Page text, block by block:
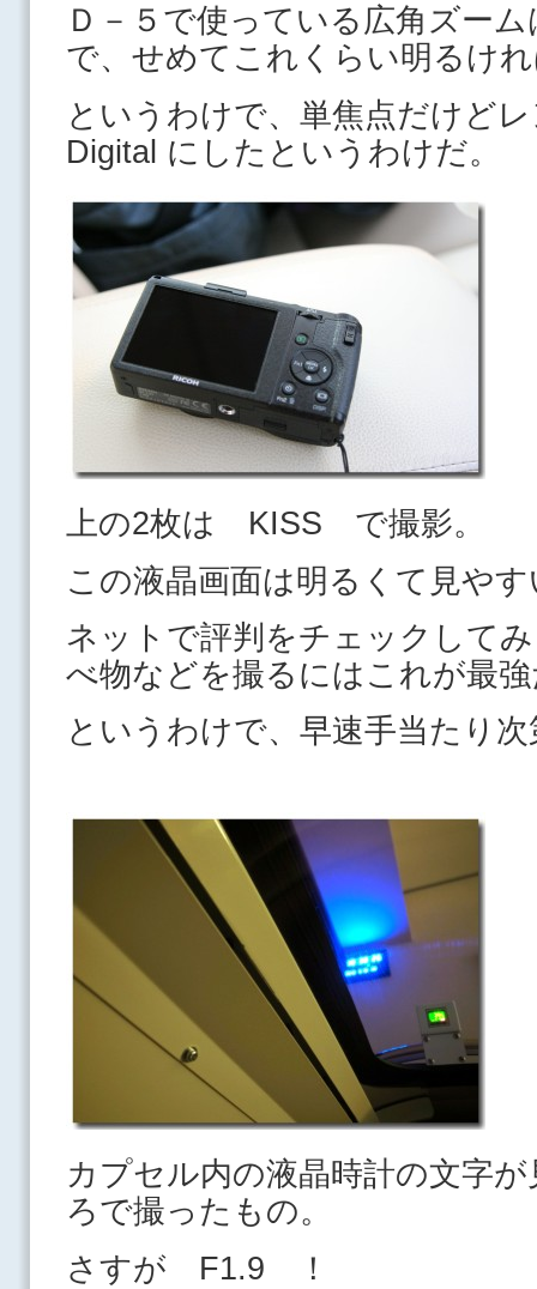
Ｄ－５で使っている広角ズ
で、せめてこれくらい明るけ
というわけで、単焦点だけ
Digital にしたというわけだ。
上の2枚は KISS で撮影。
この液晶画面は明るくて見やす
ネットで評判をチェックして
べ物などを撮るにはこれが最
というわけで、早速手当たり
カプセル内の液晶時計の文字
ろで撮ったもの。
さすが F1.9 ！